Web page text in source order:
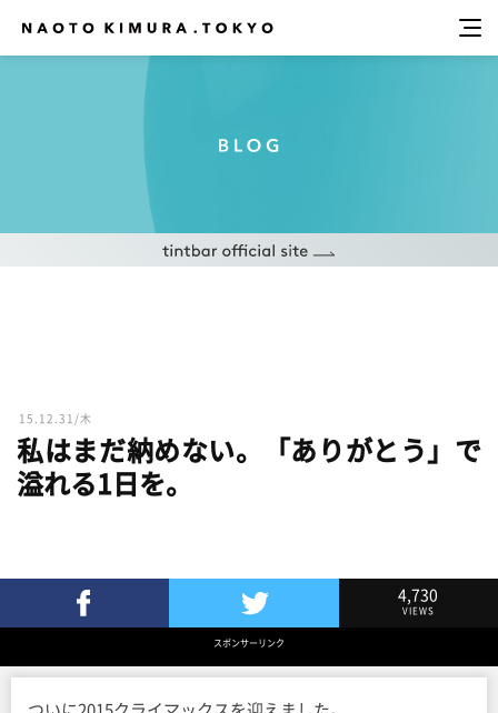
15.12.31/木
私はまだ納めない。「ありがとう」で
溢れる1日を。
Twitterでツイート
4,730
VIEWS
スポンサーリンク